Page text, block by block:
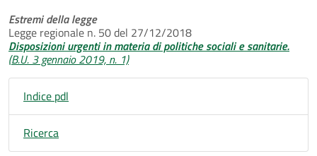
Estremi della legge
Legge regionale n. 50 del 27/12/2018
Disposizioni urgenti in materia di politiche sociali e sanitarie.
(B.U. 3 gennaio 2019, n. 1)
Indice pdl
Ricerca